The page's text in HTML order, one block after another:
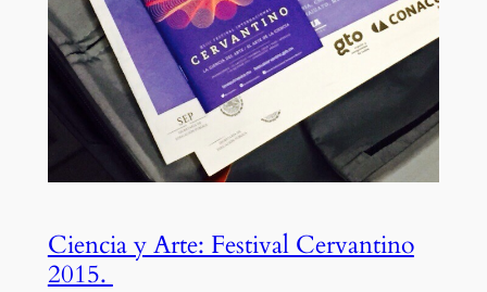
Ciencia y Arte: Festival Cervantino
2015.